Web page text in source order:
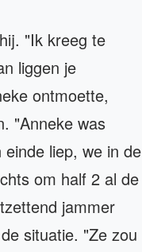
"Ik kreeg te
liggen je
ontmoette,
"Anneke was
liep, we in de
om half 2 al de
jammer
situatie. "Ze zou